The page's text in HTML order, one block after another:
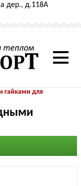
дер., д.118А
гайками для